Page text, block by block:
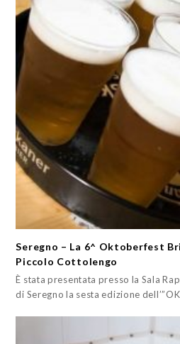
Seregno – La 6^ Oktoberfest
Piccolo Cottolengo
È stata presentata presso la Sala
di Seregno la sesta edizione